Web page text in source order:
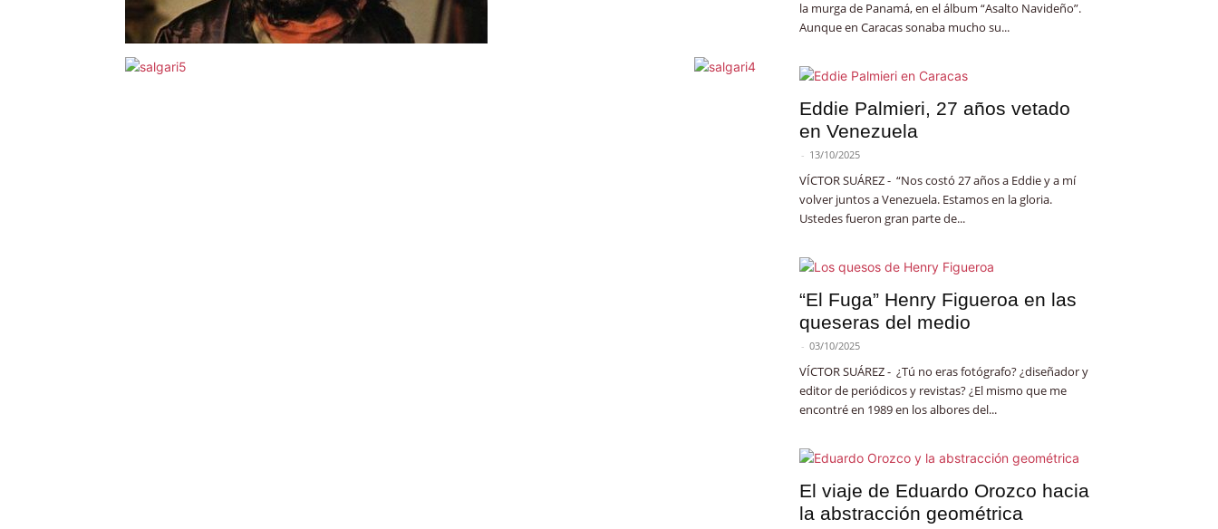
la murga de Panamá, en el álbum “Asalto Navideño”.
Aunque en Caracas sonaba mucho su...
Eddie Palmieri, 27 años vetado
en Venezuela
- 13/10/2025
VÍCTOR SUÁREZ - “Nos costó 27 años a Eddie y a mí
volver juntos a Venezuela. Estamos en la gloria.
Ustedes fueron gran parte de...
“El Fuga” Henry Figueroa en las
queseras del medio
- 03/10/2025
VÍCTOR SUÁREZ - ¿Tú no eras fotógrafo? ¿diseñador y
editor de periódicos y revistas? ¿El mismo que me
encontré en 1989 en los albores del...
El viaje de Eduardo Orozco hacia
la abstracción geométrica